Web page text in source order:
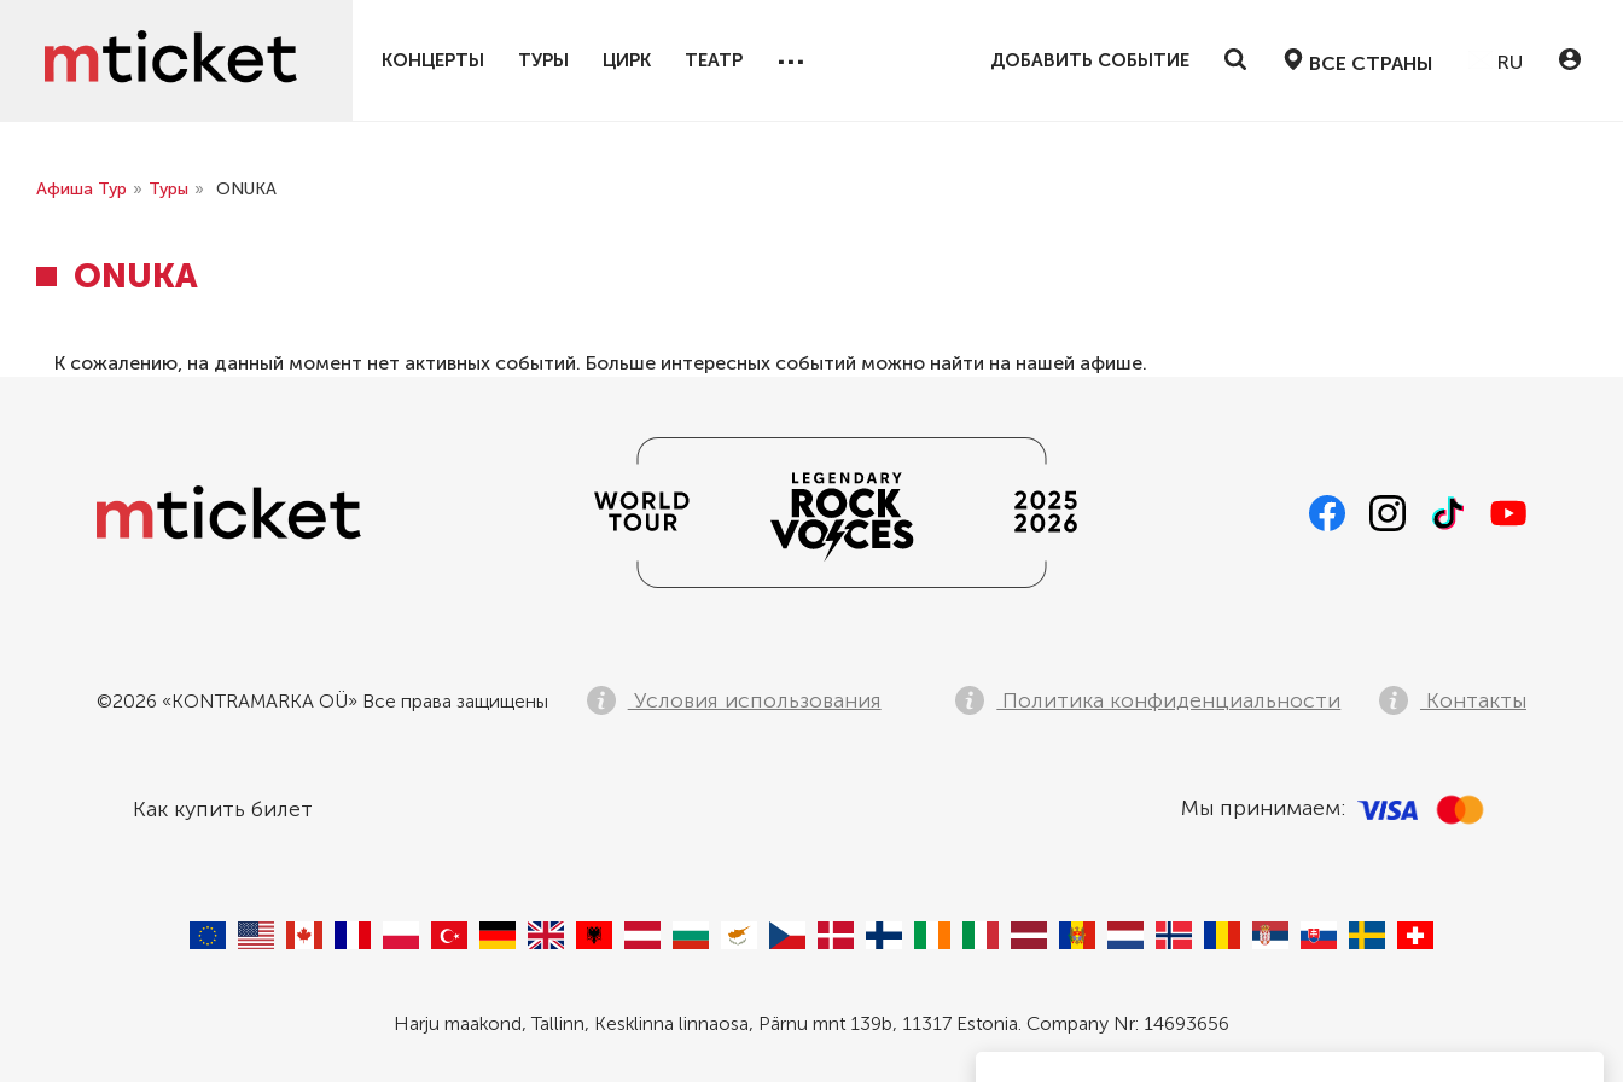
КОНЦЕРТЫ ТУРЫ ЦИРК ТЕАТР ... ДОБАВИТЬ СОБЫТИЕ ВСЕ СТРАНЫ RU
Афиша Тур » Туры » ONUKA
ONUKA
К сожалению, на данный момент нет активных событий. Больше интересных событий можно найти на нашей афише.
©2026 «KONTRAMARKA OÜ» Все права защищены Условия использования Политика конфиденциальности Контакты
Как купить билет Мы принимаем:
Harju maakond, Tallinn, Kesklinna linnaosa, Pärnu mnt 139b, 11317 Estonia. Company Nr: 14693656